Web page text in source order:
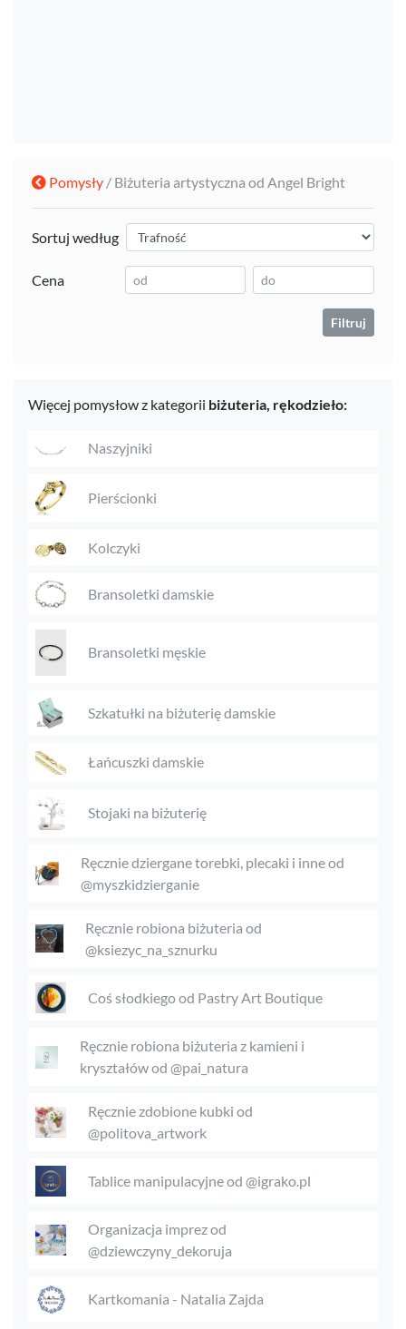
Pomysły / Biżuteria artystyczna od Angel Bright
Sortuj według
Cena
Filtruj
Więcej pomysłow z kategorii biżuteria, rękodzieło:
Naszyjniki
Pierścionki
Kolczyki
Bransoletki damskie
Bransoletki męskie
Szkatułki na biżuterię damskie
Łańcuszki damskie
Stojaki na biżuterię
Ręcznie dziergane torebki, plecaki i inne od
@myszkidzierganie
Ręcznie robiona biżuteria od
@ksiezyc_na_sznurku
Coś słodkiego od Pastry Art Boutique
Ręcznie robiona biżuteria z kamieni i
kryształów od @pai_natura
Ręcznie zdobione kubki od
@politova_artwork
Tablice manipulacyjne od @igrako.pl
Organizacja imprez od
@dziewczyny_dekoruja
Kartkomania - Natalia Zajda